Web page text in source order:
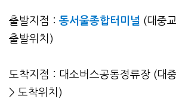
출발지점 : 동서울종합터미널 (대중
출발위치)
도착지점 : 대소버스공동정류장 (대
> 도착위치)